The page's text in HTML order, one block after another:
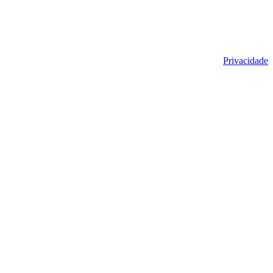
Privacidade